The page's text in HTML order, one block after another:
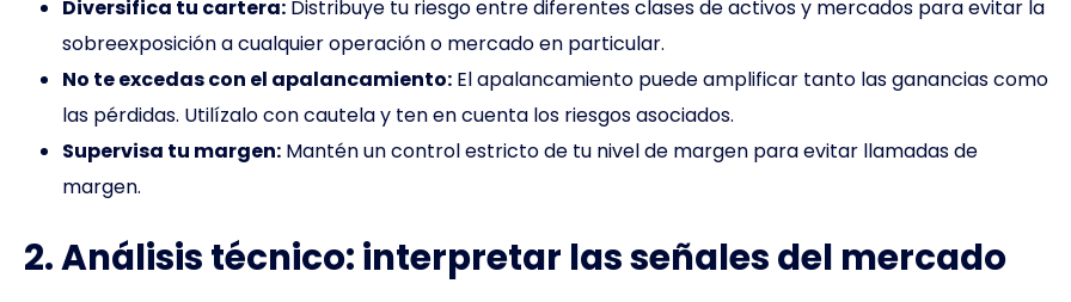
Diversifica tu cartera: Distribuye tu riesgo entre diferentes clases de activos y mercados para evitar la
sobreexposición a cualquier operación o mercado en particular.
No te excedas con el apalancamiento: El apalancamiento puede amplificar tanto las ganancias como
las pérdidas. Utilízalo con cautela y ten en cuenta los riesgos asociados.
Supervisa tu margen: Mantén un control estricto de tu nivel de margen para evitar llamadas de
margen.
2. Análisis técnico: interpretar las señales del mercado